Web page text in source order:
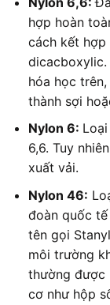
hợp hoàn
cách kết hợp
dicacboxylic.
hóa học
thành sợi
Nylon 6:
6,6. Tuy
xuất vải.
Nylon 46:
đoàn quốc
tên gọi
môi trường
thường được
cơ như hộp